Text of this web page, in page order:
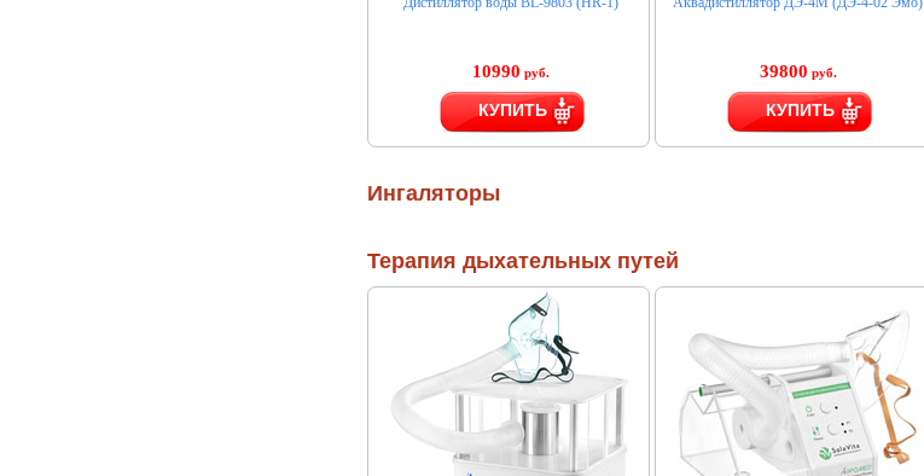
10990 руб.
КУПИТЬ
39800 руб.
КУПИТЬ
Ингаляторы
Терапия дыхательных путей